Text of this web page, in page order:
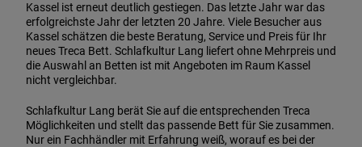
Kassel ist erneut deutlich gestiegen. Das letzte Jahr war das
erfolgreichste Jahr der letzten 20 Jahre. Viele Besucher aus
Kassel schätzen die beste Beratung, Service und Preis für Ihr
neues Treca Bett. Schlafkultur Lang liefert ohne Mehrpreis und
die Auswahl an Betten ist mit Angeboten im Raum Kassel
nicht vergleichbar.
Schlafkultur Lang berät Sie auf die entsprechenden Treca
Möglichkeiten und stellt das passende Bett für Sie zusammen.
Nur ein Fachhändler mit Erfahrung weiß, worauf es bei der